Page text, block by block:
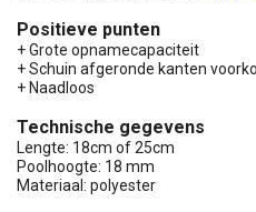
Positieve punten
+ Grote opnamecapaciteit
+ Schuin afgeronde kanten
+ Naadloos
Technische gegevens
Lengte: 18cm of 25cm
Poolhoogte: 18 mm
Materiaal: polyester